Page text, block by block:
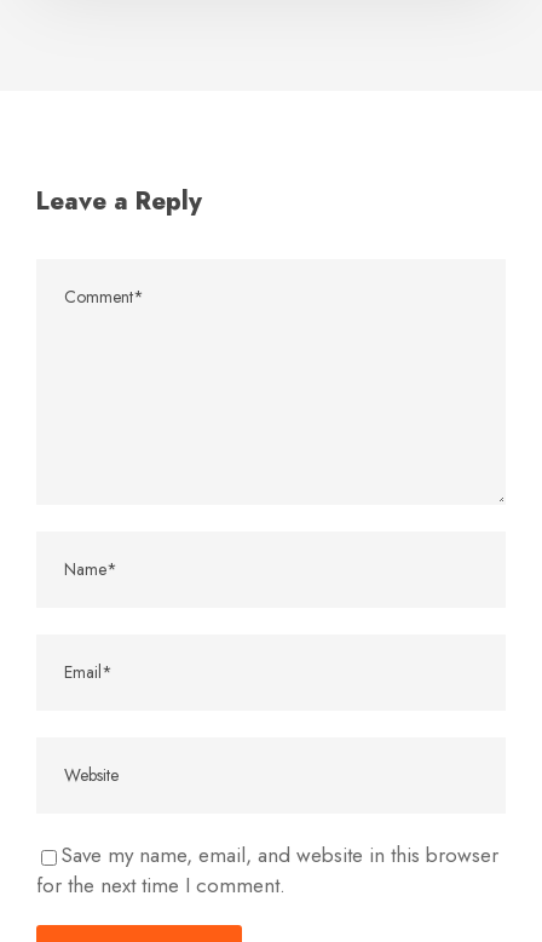
Leave a Reply
Save my name, email, and website in this browser
for the next time I comment.